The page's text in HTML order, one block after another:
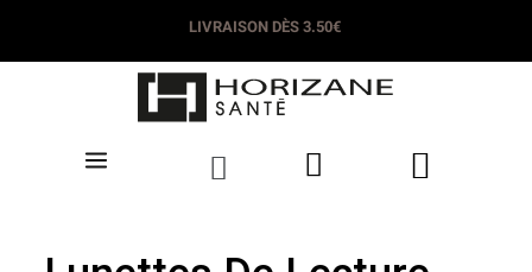
LIVRAISON DÈS 3.50€